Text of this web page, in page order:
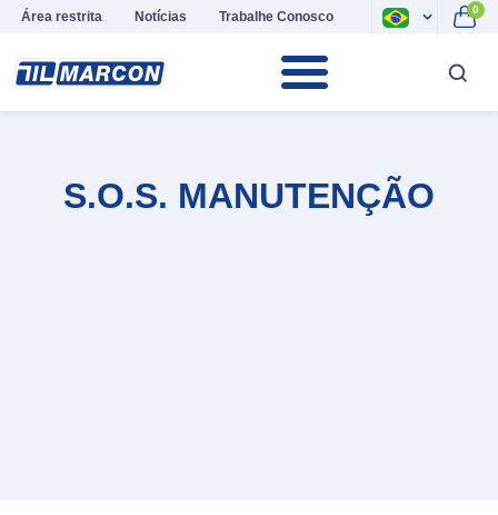
Área restrita Notícias Trabalhe Conosco 0
S.O.S. MANUTENÇÃO